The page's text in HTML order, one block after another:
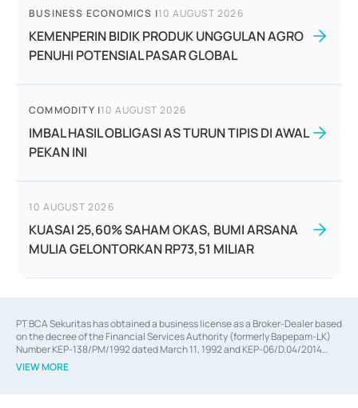
BUSINESS ECONOMICS |10 AUGUST 2026
KEMENPERIN BIDIK PRODUK UNGGULAN AGRO
PENUHI POTENSIAL PASAR GLOBAL
COMMODITY |10 AUGUST 2026
IMBAL HASIL OBLIGASI AS TURUN TIPIS DI AWAL
PEKAN INI
10 AUGUST 2026
KUASAI 25,60% SAHAM OKAS, BUMI ARSANA
MULIA GELONTORKAN RP73,51 MILIAR
PT BCA Sekuritas has obtained a business license as a Broker-Dealer based
on the decree of the Financial Services Authority (formerly Bapepam-LK)
Number KEP-138/PM/1992 dated March 11, 1992 and KEP-06/D.04/2014
dated February 28, 2014, a business license as an Underwriter based on the
decree of the Financial Services Authority Number KEP-12/PM/PEE/1997
VIEW MORE